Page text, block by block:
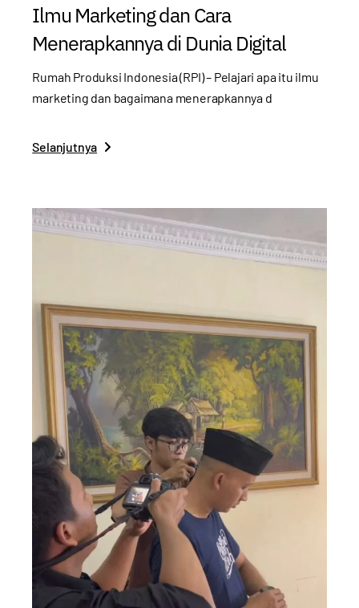
Ilmu Marketing dan Cara
Menerapkannya di Dunia Digital
Rumah Produksi Indonesia (RPI) – Pelajari apa itu ilmu
marketing dan bagaimana menerapkannya d
Selanjutnya